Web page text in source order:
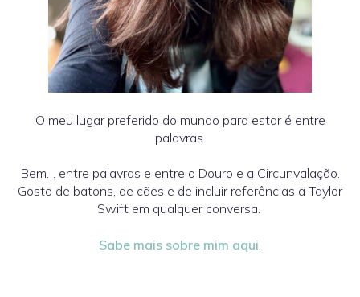
O meu lugar preferido do mundo para estar é entre
palavras.
Bem… entre palavras e entre o Douro e a Circunvalação.
Gosto de batons, de cães e de incluir referências a Taylor
Swift em qualquer conversa.
Sabe mais sobre mim aqui.